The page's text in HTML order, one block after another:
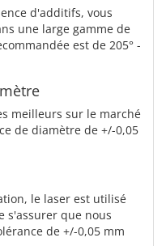
d'additifs, vous
une large gamme de
est de 205° -
meilleurs sur le marché
de diamètre de +/-0,05
le laser est utilisé
s'assurer que nous
de +/-0,05 mm